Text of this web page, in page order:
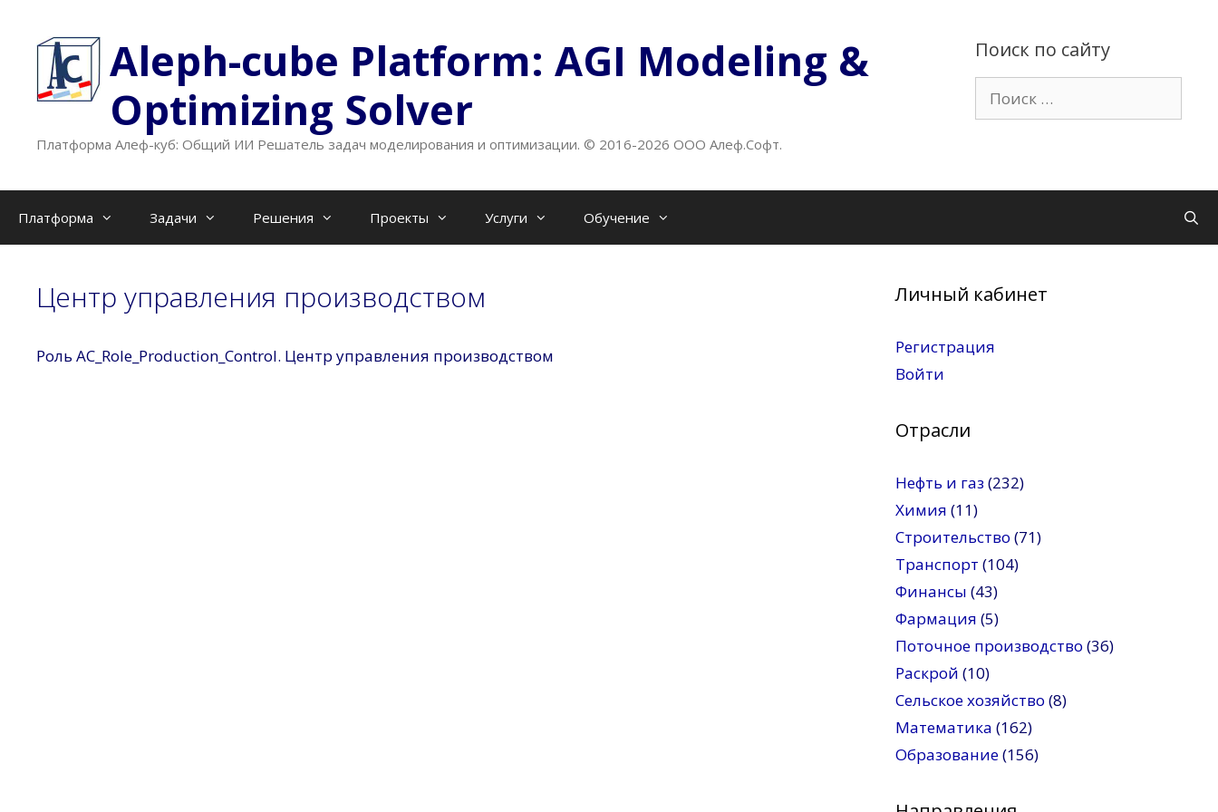
содержимому
Поиск по сайту
Aleph-cube Platform: AGI Modeling &
Optimizing Solver
Платформа Алеф-куб: Общий ИИ Решатель задач моделирования и оптимизации. © 2016-2026 ООО Алеф.Софт.
Платформа Задачи Решения Проекты Услуги Обучение
Центр управления производством
Роль AC_Role_Production_Control. Центр управления производством
Личный кабинет
Регистрация
Войти
Отрасли
Нефть и газ (232)
Химия (11)
Строительство (71)
Транспорт (104)
Финансы (43)
Фармация (5)
Поточное производство (36)
Раскрой (10)
Сельское хозяйство (8)
Математика (162)
Образование(156)